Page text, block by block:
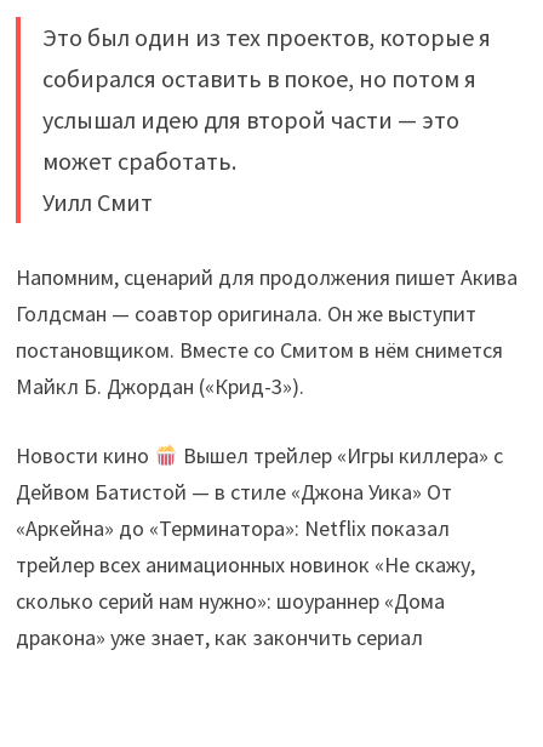
Это был один из тех проектов, которые я
собирался оставить в покое, но потом я
услышал идею для второй части — это
может сработать.
Уилл Смит
Напомним, сценарий для продолжения пишет Акива
Голдсман — соавтор оригинала. Он же выступит
постановщиком. Вместе со Смитом в нём снимется
Майкл Б. Джордан («Крид-3»).
Новости кино
Вышел трейлер «Игры киллера» с
Дейвом Батистой — в стиле «Джона Уика» От
«Аркейна» до «Терминатора»: Netflix показал
трейлер всех анимационных новинок «Не скажу,
сколько серий нам нужно»: шоураннер «Дома
дракона» уже знает, как закончить сериал